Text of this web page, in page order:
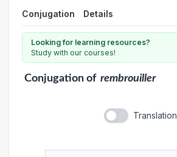
Conjugation Details
Looking for learning resources?
Study with our courses!
Conjugationof rembrouiller
Translation